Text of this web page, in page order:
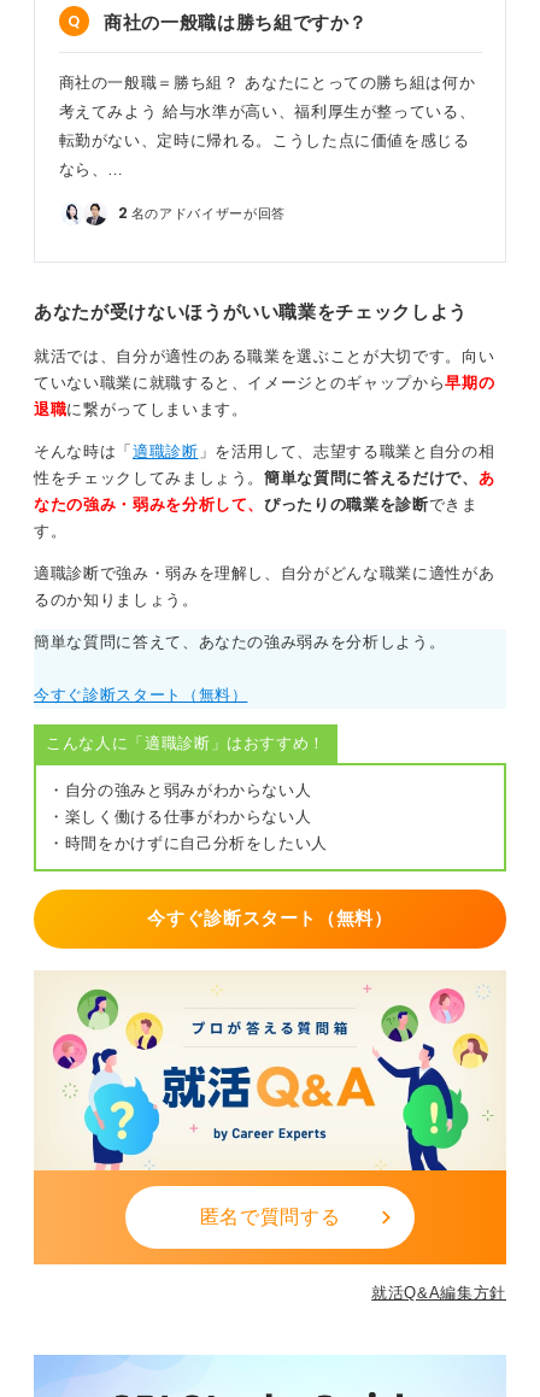
商社の一般職は勝ち組ですか？
商社の一般職＝勝ち組？ あなたにとっての勝ち組は何か
考えてみよう 給与水準が高い、福利厚生が整っている、
転勤がない、定時に帰れる。こうした点に価値を感じる
なら、…
2 名のアドバイザーが回答
あなたが受けないほうがいい職業をチェックしよう
就活では、自分が適性のある職業を選ぶことが大切です。向い
ていない職業に就職すると、イメージとのギャップから早期の
退職に繋がってしまいます。
そんな時は「 適職診断 」を活用して、志望する職業と自分の相
性をチェックしてみましょう。簡単な質問に答えるだけで、 あ
なたの強み・弱みを分析して、ぴったりの職業を診断できま
す。
適職診断で強み・弱みを理解し、自分がどんな職業に適性があ
るのか知りましょう。
簡単な質問に答えて、あなたの強み弱みを分析しよう。
今すぐ診断スタート（無料）
こんな人に「適職診断」はおすすめ！
・自分の強みと弱みがわからない人
・楽しく働ける仕事がわからない人
・時間をかけずに自己分析をしたい人
今すぐ診断スタート（無料）
匿名で質問する
就活Q&A編集方針